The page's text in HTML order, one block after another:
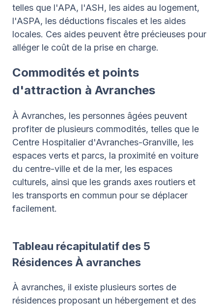
telles que l'APA, l'ASH, les aides au logement,
l'ASPA, les déductions fiscales et les aides
locales. Ces aides peuvent être précieuses pour
alléger le coût de la prise en charge.
Commodités et points
d'attraction à Avranches
À Avranches, les personnes âgées peuvent
profiter de plusieurs commodités, telles que le
Centre Hospitalier d'Avranches-Granville, les
espaces verts et parcs, la proximité en voiture
du centre-ville et de la mer, les espaces
culturels, ainsi que les grands axes routiers et
les transports en commun pour se déplacer
facilement.
Tableau récapitulatif des 5
Résidences À avranches
À avranches, il existe plusieurs sortes de
résidences proposant un hébergement et des